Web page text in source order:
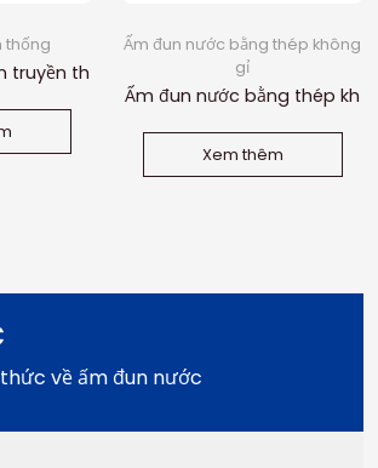
thống
truyền th
Ấm đun nước bằng thép không
gỉ
Ấm đun nước bằng thép kh
Xem thêm
về ấm đun nước